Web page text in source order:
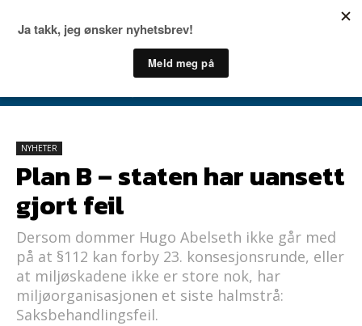
NYHETER
Plan B – staten har uansett
gjort feil
Dersom dommer Hugo Abelseth ikke går med
på at §112 kan forby 23. konsesjonsrunde, eller
at miljøskadene ikke er store nok, har
miljøorganisasjonen et siste halmstrå:
Saksbehandlingsfeil.